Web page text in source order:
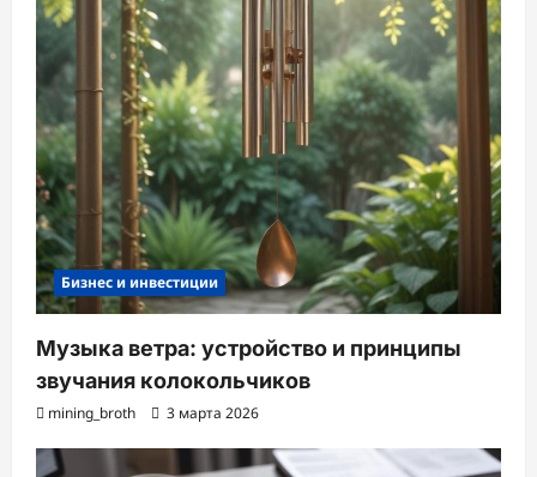
Бизнес и инвестиции
Музыка ветра: устройство и принципы
звучания колокольчиков
mining_broth 3 марта 2026